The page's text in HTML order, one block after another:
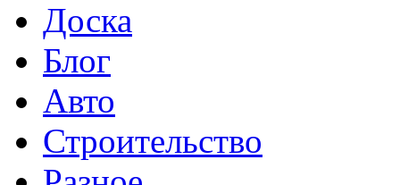
Доска
Блог
Авто
Строительство